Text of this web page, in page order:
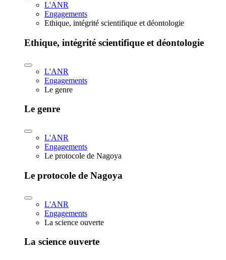
L'ANR
Engagements
Ethique, intégrité scientifique et déontologie
Ethique, intégrité scientifique et déontologie
L'ANR
Engagements
Le genre
Le genre
L'ANR
Engagements
Le protocole de Nagoya
Le protocole de Nagoya
L'ANR
Engagements
La science ouverte
La science ouverte